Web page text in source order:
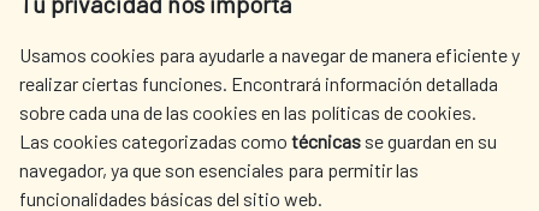
Usamos cookies para ayudarle a navegar de manera eficiente y
realizar ciertas funciones. Encontrará información detallada
sobre cada una de las cookies en las políticas de cookies.
Las cookies categorizadas como técnicas se guardan en su
navegador, ya que son esenciales para permitir las
funcionalidades básicas del sitio web.
AECID
OÙ NOUS COOPÉRONS
L'ACTION HUMANITAIRE
ESPAGNOLE
SALLE DE PRESSE